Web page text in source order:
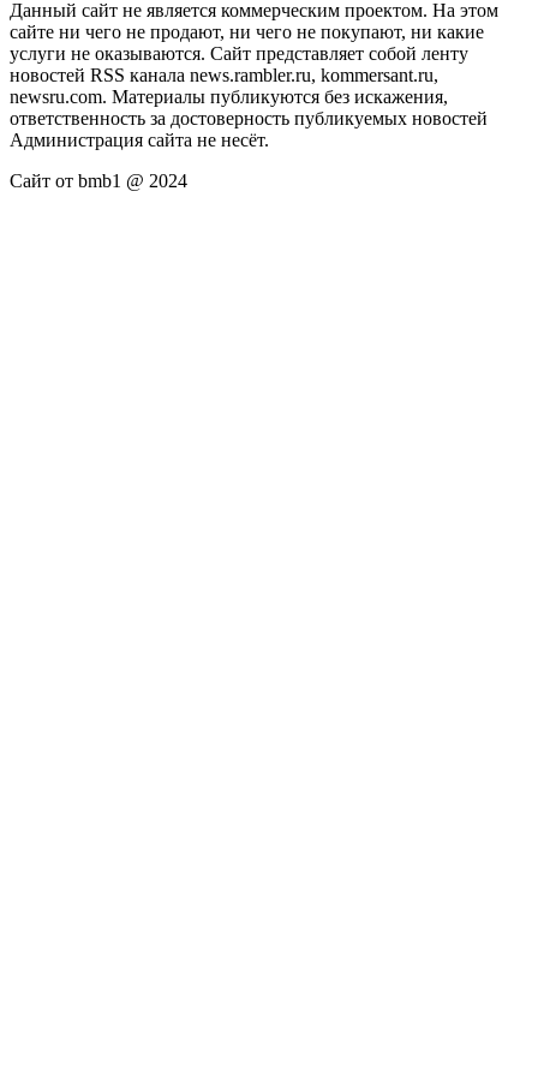
Данный сайт не является коммерческим проектом. На этом
сайте ни чего не продают, ни чего не покупают, ни какие
услуги не оказываются. Сайт представляет собой ленту
новостей RSS канала news.rambler.ru, kommersant.ru,
newsru.com. Материалы публикуются без искажения,
ответственность за достоверность публикуемых новостей
Администрация сайта не несёт.
Сайт от bmb1 @ 2024